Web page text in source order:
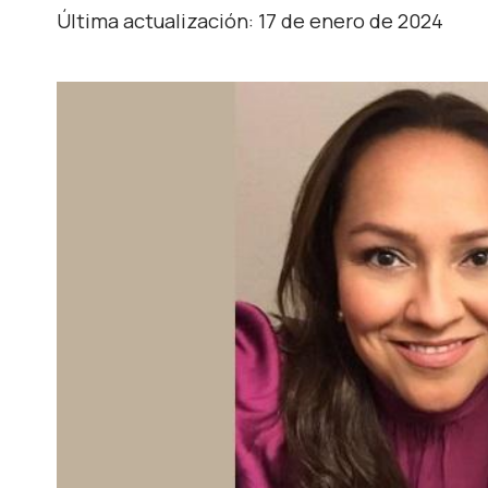
Última actualización: 17 de enero de 2024